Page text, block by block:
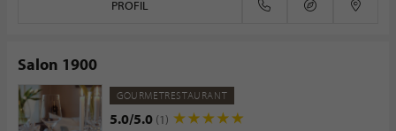
PROFIL
Salon 1900
GOURMETRESTAURANT
5.0/5.0 (1)